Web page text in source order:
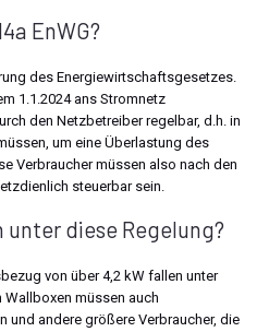
EnWG?
des Energiewirtschaftsgesetzes.
1.1.2024 ans Stromnetz
den Netzbetreiber regelbar, d.h. in
um eine Überlastung des
Verbraucher müssen also nach den
steuerbar sein.
diese Regelung?
von über 4,2 kW fallen unter
Wallboxen müssen auch
und andere größere Verbraucher, die